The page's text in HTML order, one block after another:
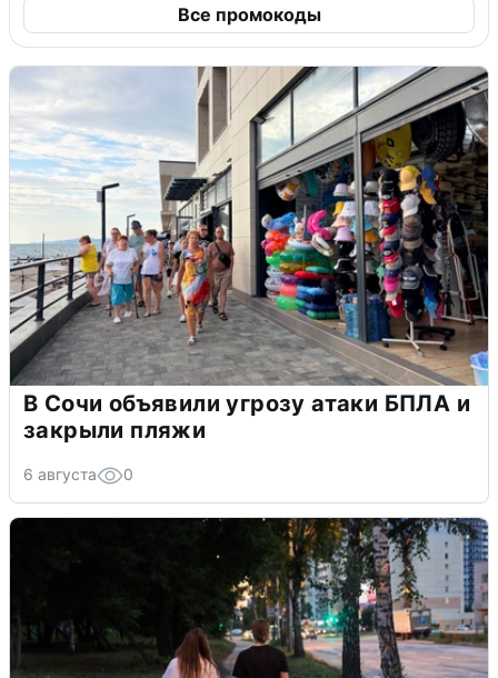
Все промокоды
В Сочи объявили угрозу атаки БПЛА и
закрыли пляжи
6 августа 0